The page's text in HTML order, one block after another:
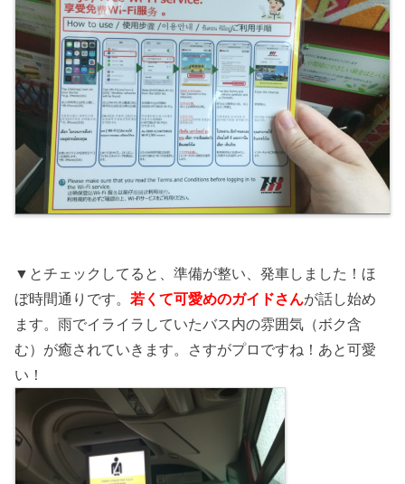
▼とチェックしてると、準備が整い、発車しました！ほ
ぼ時間通りです。若くて可愛めのガイドさんが話し始め
ます。雨でイライラしていたバス内の雰囲気（ボク含
む）が癒されていきます。さすがプロですね！あと可愛
い！